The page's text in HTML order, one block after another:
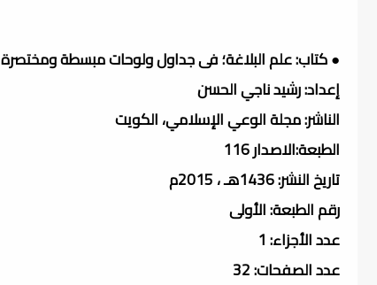
● كتاب: علم البلاغة؛ فى جداول ولوحات مبسطة ومختصرة
إعداد: رشيد ناجي الحسن
الناشر: مجلة الوعي الإسلامي، الكويت
الطبعة:الاصدار 116
تاريخ النشر: 1436هـ ، 2015م
رقم الطبعة: الأولى
عدد الأجزاء: 1
عدد الصفحات: 32